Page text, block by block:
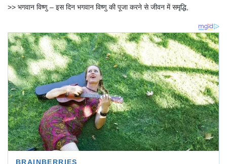
>> भगवान विष्णु – इस दिन भगवान विष्णु की पूजा करने से जीवन में समृद्धि,